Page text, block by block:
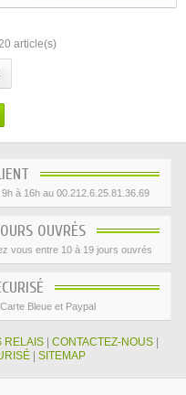
article(s)
à 16h au 00.212.6.25.81.36.69
OUVRÉS
vous entre 10 à 19 jours ouvrés
Bleue et Paypal
RELAIS| CONTACTEZ-NOUS|
| SITEMAP